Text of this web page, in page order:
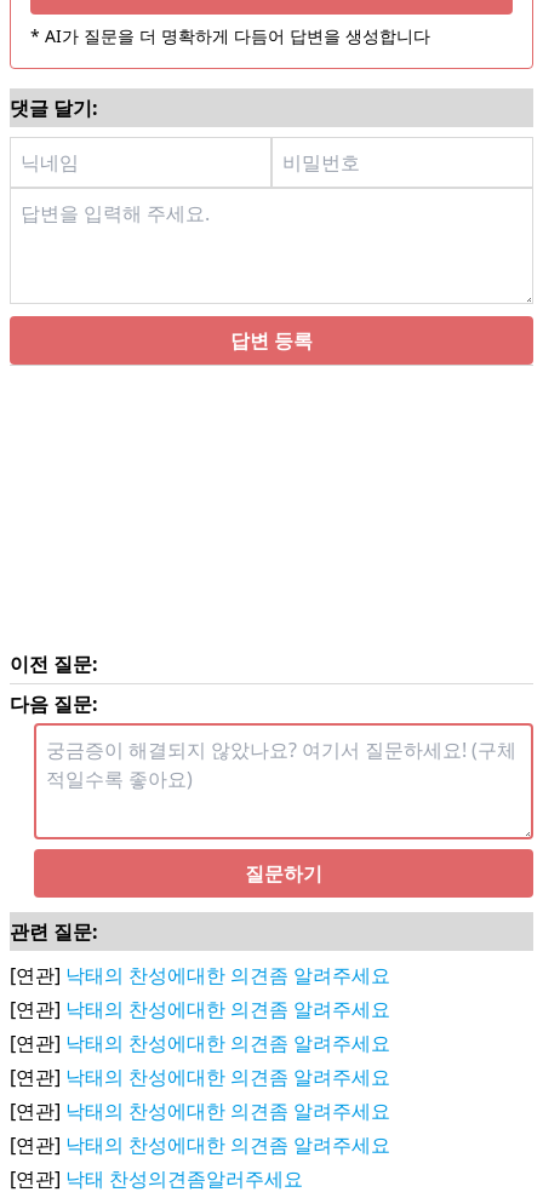
* AI가 질문을 더 명확하게 다듬어 답변을 생성합니다
댓글 달기:
답변 등록
이전 질문:
다음 질문:
질문하기
관련 질문:
[연관] 낙태의 찬성에대한 의견좀 알려주세요
[연관] 낙태의 찬성에대한 의견좀 알려주세요
[연관] 낙태의 찬성에대한 의견좀 알려주세요
[연관] 낙태의 찬성에대한 의견좀 알려주세요
[연관] 낙태의 찬성에대한 의견좀 알려주세요
[연관] 낙태의 찬성에대한 의견좀 알려주세요
[연관] 낙태 찬성의견좀알러주세요